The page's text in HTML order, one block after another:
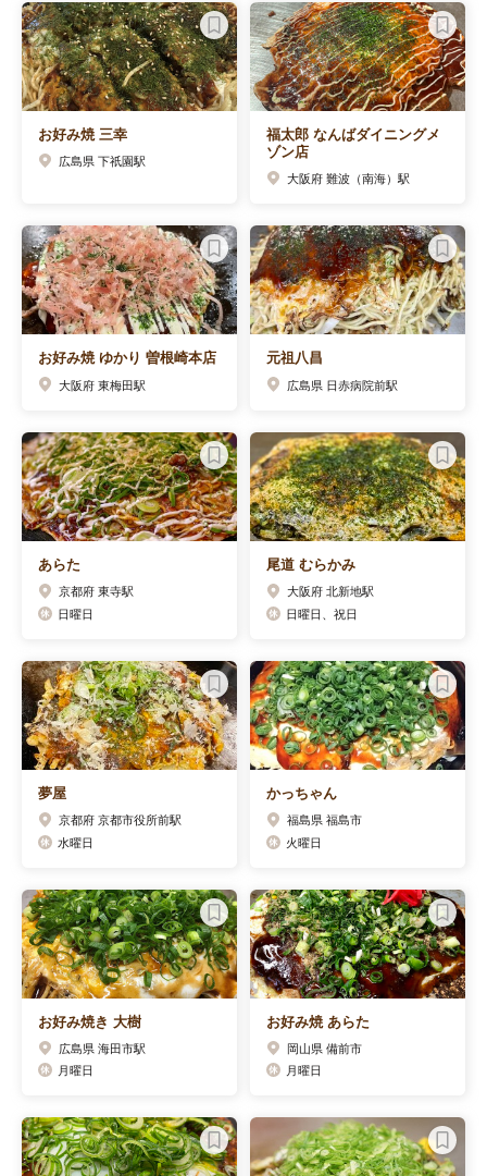
お好み焼 三幸
広島県 下祇園駅
福太郎 なんばダイニングメ
ゾン店
大阪府 難波（南海）駅
お好み焼 ゆかり 曽根崎本店
大阪府 東梅田駅
元祖八昌
広島県 日赤病院前駅
あらた
京都府 東寺駅
日曜日
尾道 むらかみ
大阪府 北新地駅
日曜日、祝日
夢屋
京都府 京都市役所前駅
水曜日
かっちゃん
福島県 福島市
火曜日
お好み焼き 大樹
広島県 海田市駅
月曜日
お好み焼 あらた
岡山県 備前市
月曜日